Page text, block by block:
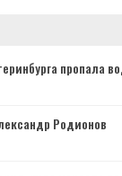
пропала
Родионов